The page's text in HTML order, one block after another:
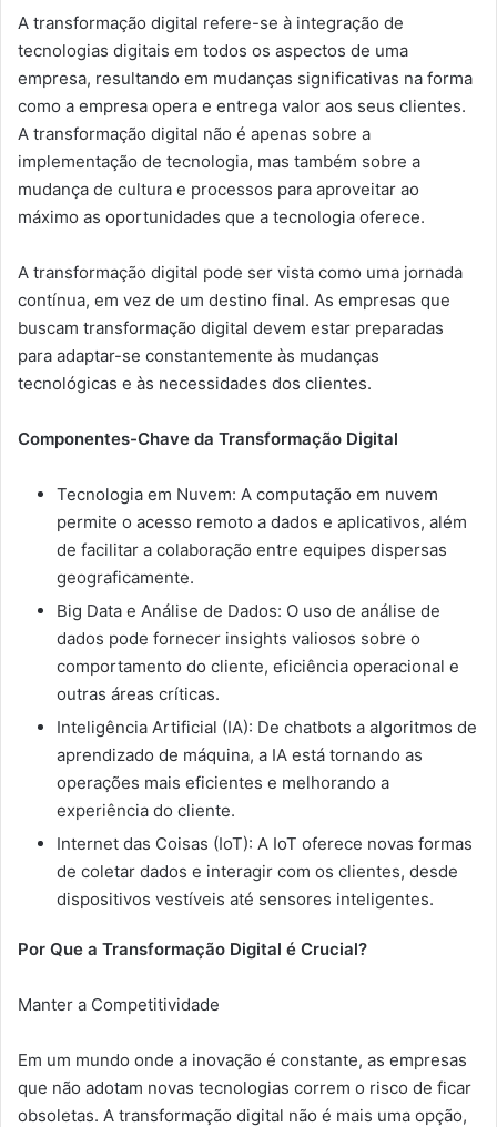
A transformação digital refere-se à integração de
tecnologias digitais em todos os aspectos de uma
empresa, resultando em mudanças significativas na forma
como a empresa opera e entrega valor aos seus clientes.
A transformação digital não é apenas sobre a
implementação de tecnologia, mas também sobre a
mudança de cultura e processos para aproveitar ao
máximo as oportunidades que a tecnologia oferece.
A transformação digital pode ser vista como uma jornada
contínua, em vez de um destino final. As empresas que
buscam transformação digital devem estar preparadas
para adaptar-se constantemente às mudanças
tecnológicas e às necessidades dos clientes.
Componentes-Chave da Transformação Digital
Tecnologia em Nuvem: A computação em nuvem
permite o acesso remoto a dados e aplicativos, além
de facilitar a colaboração entre equipes dispersas
geograficamente.
Big Data e Análise de Dados: O uso de análise de
dados pode fornecer insights valiosos sobre o
comportamento do cliente, eficiência operacional e
outras áreas críticas.
Inteligência Artificial (IA): De chatbots a algoritmos de
aprendizado de máquina, a IA está tornando as
operações mais eficientes e melhorando a
experiência do cliente.
Internet das Coisas (IoT): A IoT oferece novas formas
de coletar dados e interagir com os clientes, desde
dispositivos vestíveis até sensores inteligentes.
Por Que a Transformação Digital é Crucial?
Manter a Competitividade
Em um mundo onde a inovação é constante, as empresas
que não adotam novas tecnologias correm o risco de ficar
obsoletas. A transformação digital não é mais uma opção,